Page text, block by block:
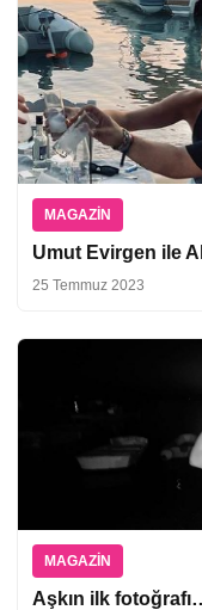
MAGAZIN
Umut Evirgen ile
25 Temmuz 2023
MAGAZIN
Aşkın ilk